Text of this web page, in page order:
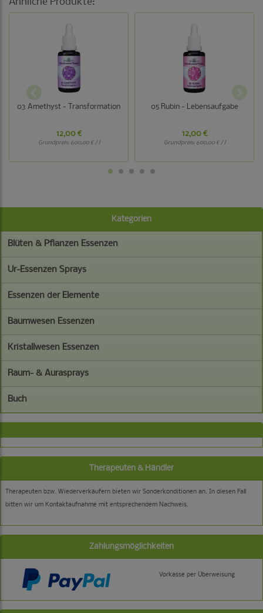
Kategorien
Blüten & Pflanzen Essenzen
Ur-Essenzen Sprays
Essenzen der Elemente
Baumwesen Essenzen
Kristallwesen Essenzen
Raum- & Aurasprays
Buch
03 Amethyst - Transformation
12,00 €
Grundpreis: 600,00 € / l
05 Rubin - Lebensaufgabe
12,00 €
Grundpreis: 600,00 € / l
Therapeuten & Händler
Therapeuten bzw. Wiederverkäufern bieten wir Sonderkonditionen an. In diesen Fall
bitten wir um Kontaktaufnahme mit entsprechendem Nachweis.
Zahlungsmöglichkeiten
Vorkasse per Überweisung